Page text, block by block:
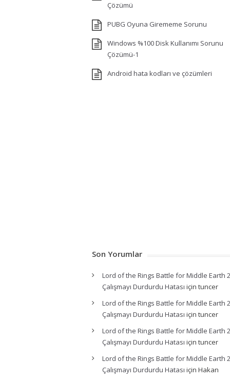
Çözümü
PUBG Oyuna Girememe Sorunu
Windows %100 Disk Kullanımı Sorunu
Çözümü-1
Android hata kodları ve çözümleri
Son Yorumlar
Lord of the Rings Battle for Middle Earth 2
Çalışmayı Durdurdu Hatası için tuncer
Lord of the Rings Battle for Middle Earth 2
Çalışmayı Durdurdu Hatası için tuncer
Lord of the Rings Battle for Middle Earth 2
Çalışmayı Durdurdu Hatası için tuncer
Lord of the Rings Battle for Middle Earth 2
Çalışmayı Durdurdu Hatası için Hakan